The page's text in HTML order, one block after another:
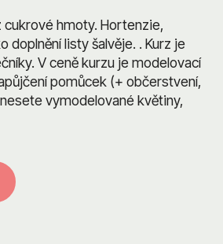
cukrové hmoty. Hortenzie,
doplnění listy šalvěje. . Kurz je
V ceně kurzu je modelovací
pomůcek (+ občerstvení,
vymodelované květiny,